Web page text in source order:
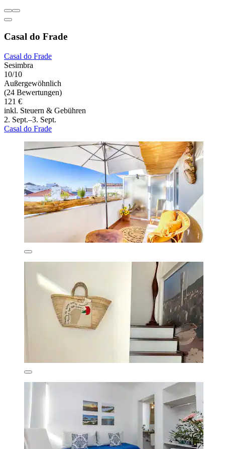
Casal do Frade
Casal do Frade
Sesimbra
10/10
Außergewöhnlich
(24 Bewertungen)
121 €
inkl. Steuern & Gebühren
2. Sept.–3. Sept.
Casal do Frade